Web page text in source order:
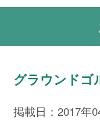
グラウンドゴ
掲載日：2017年